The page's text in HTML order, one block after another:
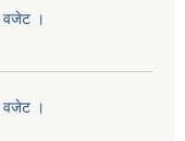
वजेट ।
वजेट ।